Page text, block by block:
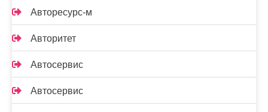
Авторесурс-м
Авторитет
Автосервис
Автосервис